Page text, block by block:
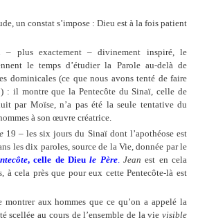
un constat s’impose : Dieu est à la fois patient
– plus exactement – divinement inspiré, le
le temps d’étudier la Parole au-delà de
dominicales (ce que nous avons tenté de faire
: il montre que la Pentecôte du Sinaï, celle de
par Moïse, n’a pas été la seule tentative du
à son œuvre créatrice.
19 – les six jours du Sinaï dont l’apothéose est
les dix paroles, source de la Vie, donnée par le
, celle de Dieule Père. Jean est en cela
à cela près que pour eux cette Pentecôte-là est
aux hommes que ce qu’on a appelé la
scellée au cours de l’ensemble de la vievisible